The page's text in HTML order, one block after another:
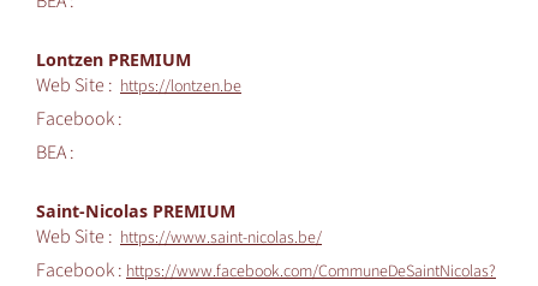
Lontzen PREMIUM
Web Site : https://lontzen.be
Facebook :
BEA :
Saint-Nicolas PREMIUM
Web Site : https://www.saint-nicolas.be/
Facebook :https://www.facebook.com/CommuneDeSaintNicolas?